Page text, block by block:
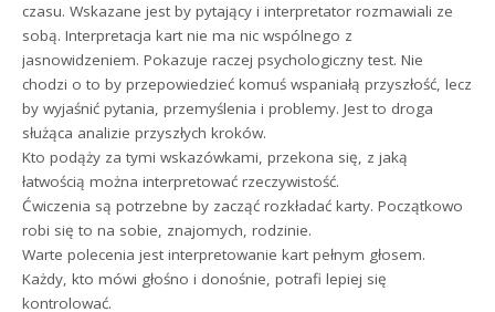
czasu. Wskazane jest by pytający i interpretator rozmawiali ze
sobą. Interpretacja kart nie ma nic wspólnego z
jasnowidzeniem. Pokazuje raczej psychologiczny test. Nie
chodzi o to by przepowiedzieć komuś wspaniałą przyszłość, lecz
by wyjaśnić pytania, przemyślenia i problemy. Jest to droga
służąca analizie przyszłych kroków.
Kto podąży za tymi wskazówkami, przekona się, z jaką
łatwością można interpretować rzeczywistość.
Ćwiczenia są potrzebne by zacząć rozkładać karty. Początkowo
robi się to na sobie, znajomych, rodzinie.
Warte polecenia jest interpretowanie kart pełnym głosem.
Każdy, kto mówi głośno i donośnie, potrafi lepiej się
kontrolować.